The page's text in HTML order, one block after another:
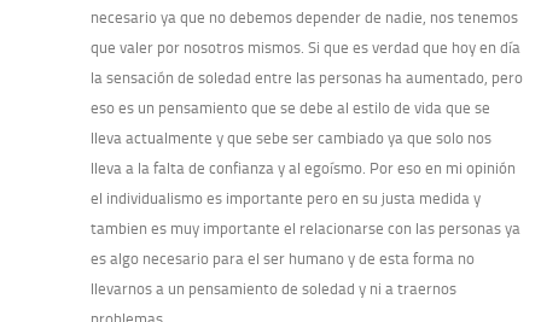
necesario ya que no debemos depender de nadie, nos tenemos
que valer por nosotros mismos. Si que es verdad que hoy en día
la sensación de soledad entre las personas ha aumentado, pero
eso es un pensamiento que se debe al estilo de vida que se
lleva actualmente y que sebe ser cambiado ya que solo nos
lleva a la falta de confianza y al egoísmo. Por eso en mi opinión
el individualismo es importante pero en su justa medida y
tambien es muy importante el relacionarse con las personas ya
es algo necesario para el ser humano y de esta forma no
llevarnos a un pensamiento de soledad y ni a traernos